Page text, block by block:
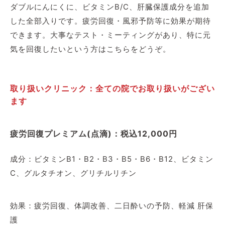
ダブルにんにくに、ビタミンB/C、肝臓保護成分を追加
した全部入りです。疲労回復・風邪予防等に効果が期待
できます。大事なテスト・ミーティングがあり、特に元
気を回復したいという方はこちらをどうぞ。
取り扱いクリニック：全ての院でお取り扱いがござい
ます
疲労回復プレミアム(点滴)：税込12,000円
成分：ビタミンB1・B2・B3・B5・B6・B12、ビタミン
C、グルタチオン、グリチルリチン
効果：疲労回復、体調改善、二日酔いの予防、軽減 肝保
護